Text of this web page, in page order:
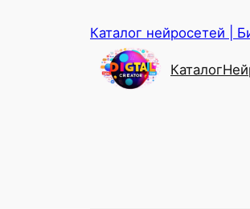
Каталог нейросетей |
Каталог